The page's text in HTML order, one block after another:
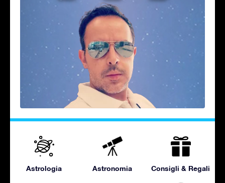
Astrologia Astronomia Consigli & Regali